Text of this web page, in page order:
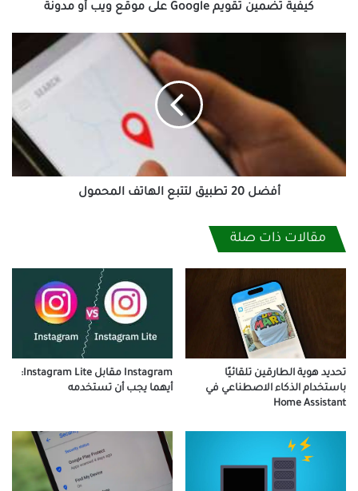
كيفية تضمين تقويم Google على موقع ويب أو مدونة
أفضل 20 تطبيق لتتبع الهاتف المحمول
مقالات ذات صلة
تحديد هوية الطارقين تلقائيًا
باستخدام الذكاء الاصطناعي في
Home Assistant
Instagram مقابل Instagram Lite:
أيهما يجب أن تستخدمه